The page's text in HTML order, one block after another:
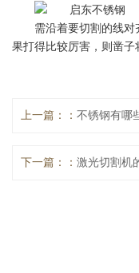
需沿着要切割的线
果打得比较厉害，则凿子
上一篇： 不锈钢有哪
下一篇： 激光切割机